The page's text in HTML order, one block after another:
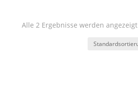
Alle 2 Ergebnisse werden angezeigt